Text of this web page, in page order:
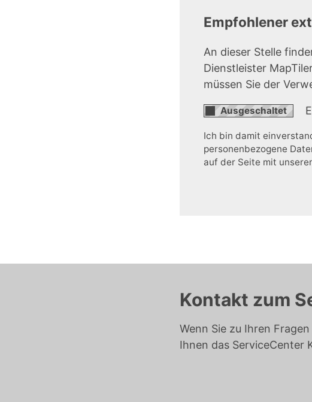
Empfohlener
An dieser Stelle
Dienstleister
müssen Sie der
Ich bin damit
personenbezogene
auf der Seite mit unserer
Kontakt zum
Wenn Sie zu Ihren
Ihnen das ServiceCenter